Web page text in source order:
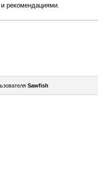
рекомендациями.
Sawfish